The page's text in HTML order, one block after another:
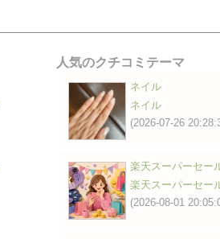
人気のクチコミテーマ
ネイル
ネイル
(2026-07-26
楽天スーパーセー
楽天スーパーセー
(2026-08-01